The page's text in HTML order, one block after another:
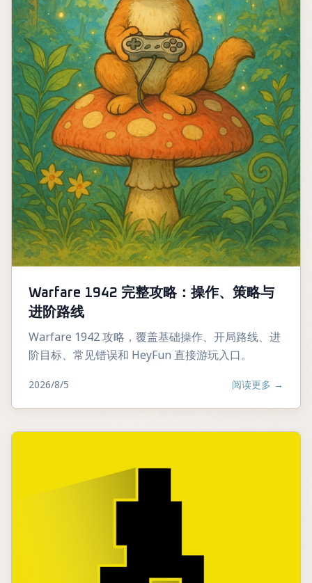
Warfare 1942 完整攻略：操作、策略与
进阶路线
Warfare 1942 攻略，覆盖基础操作、开局路线、进
阶目标、常见错误和 HeyFun 直接游玩入口。
2026/8/5 阅读更多 →